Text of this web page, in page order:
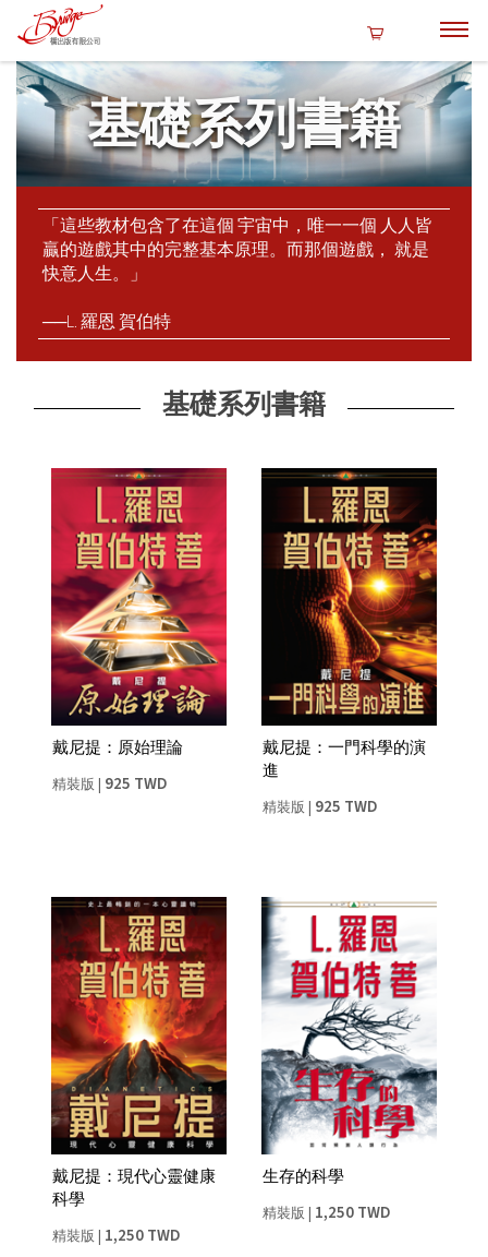
基礎系列書籍
「這些教材包含了在這個 宇宙中，唯一一個 人人皆
贏的遊戲其中的完整基本原理。而那個遊戲， 就是
快意人生。」
──L. 羅恩 賀伯特
基礎系列書籍
戴尼提：原始理論
精裝版| 925 TWD
戴尼提：一門科學的演
進
精裝版| 925 TWD
戴尼提：現代心靈健康
科學
精裝版| 1,250 TWD
生存的科學
精裝版| 1,250 TWD